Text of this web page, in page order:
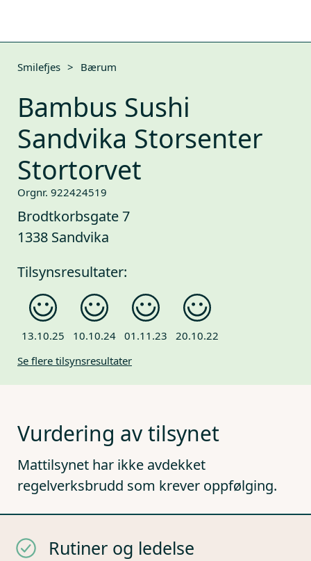
Smilefjes > Bærum
Bambus Sushi
Sandvika Storsenter
Stortorvet
Orgnr. 922424519
Brodtkorbsgate 7
1338 Sandvika
Tilsynsresultater:
13.10.25 10.10.24 01.11.23
20.10.22
Se flere tilsynsresultater
Vurdering av tilsynet
Mattilsynet har ikke avdekket
regelverksbrudd som krever oppfølging.
Rutiner og ledelse